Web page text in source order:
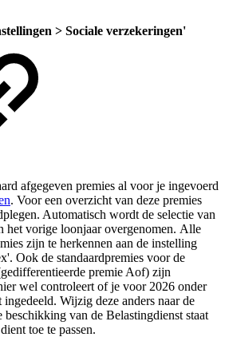
> Sociale verzekeringen'
afgegeven premies al voor je ingevoerd
. Voor een overzicht van deze premies
Automatisch wordt de selectie van
het vorige loonjaar overgenomen. Alle
zijn te herkennen aan de instelling
Ook de standaardpremies voor de
premie Aof) zijn
wel controleert of je voor 2026 onder
Wijzig deze anders naar de
van de Belastingdienst staat
toe te passen.